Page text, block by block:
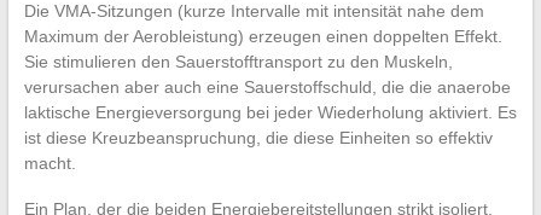
Die VMA-Sitzungen (kurze Intervalle mit intensität nahe dem
Maximum der Aerobleistung) erzeugen einen doppelten Effekt.
Sie stimulieren den Sauerstofftransport zu den Muskeln,
verursachen aber auch eine Sauerstoffschuld, die die anaerobe
laktische Energieversorgung bei jeder Wiederholung aktiviert. Es
ist diese Kreuzbeanspruchung, die diese Einheiten so effektiv
macht.
Ein Plan, der die beiden Energiebereitstellungen strikt isoliert,